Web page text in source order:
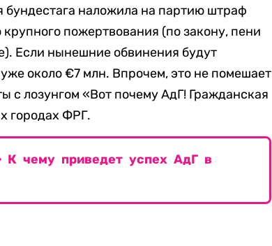
наложила на партию штраф
пожертвования (по закону, пени
Если нынешние обвинения будут
около €7 млн. Впрочем, это не помешает
с лозунгом «Вот почему АдГ! Гражданская
городах ФРГ.
К чему приведет успех АдГ в